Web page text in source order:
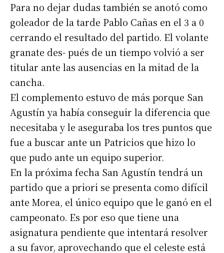
Para no dejar dudas también se anotó como
goleador de la tarde Pablo Cañas en el 3 a 0
cerrando el resultado del partido. El volante
granate des- pués de un tiempo volvió a ser
titular ante las ausencias en la mitad de la
cancha.
El complemento estuvo de más porque San
Agustín ya había conseguir la diferencia que
necesitaba y le aseguraba los tres puntos que
fue a buscar ante un Patricios que hizo lo
que pudo ante un equipo superior.
En la próxima fecha San Agustín tendrá un
partido que a priori se presenta como difícil
ante Morea, el único equipo que le ganó en el
campeonato. Es por eso que tiene una
asignatura pendiente que intentará resolver
a su favor, aprovechando que el celeste está